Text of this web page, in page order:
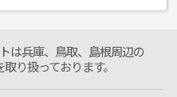
は兵庫、鳥取、島根周辺の
り扱っております。